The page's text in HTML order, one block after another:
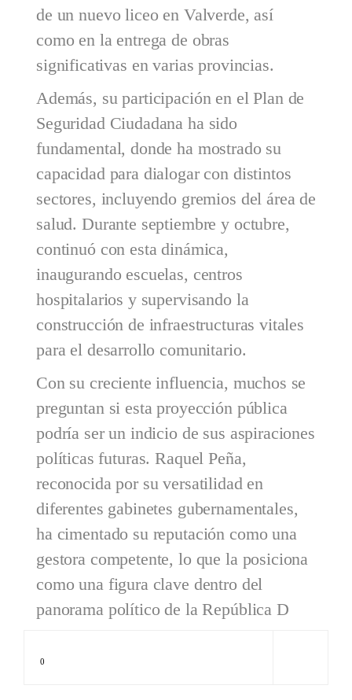
de un nuevo liceo en Valverde, así
como en la entrega de obras
significativas en varias provincias.
Además, su participación en el Plan de
Seguridad Ciudadana ha sido
fundamental, donde ha mostrado su
capacidad para dialogar con distintos
sectores, incluyendo gremios del área de
salud. Durante septiembre y octubre,
continuó con esta dinámica,
inaugurando escuelas, centros
hospitalarios y supervisando la
construcción de infraestructuras vitales
para el desarrollo comunitario.
Con su creciente influencia, muchos se
preguntan si esta proyección pública
podría ser un indicio de sus aspiraciones
políticas futuras. Raquel Peña,
reconocida por su versatilidad en
diferentes gabinetes gubernamentales,
ha cimentado su reputación como una
gestora competente, lo que la posiciona
como una figura clave dentro del
panorama político de la República D
0